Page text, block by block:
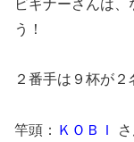
ビギナーさんは
う！
２番手は９杯が２
竿頭： ＫＯＢＩ